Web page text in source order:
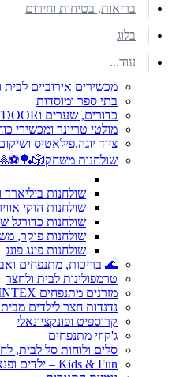
בריאות, בטיחות וחירום
בלוג
עוד...
מכשירים אירוביים לבית
בתי ספר ומוסדות
כדורים, שערים וOUTDOOR
מולטי טריינר ומכשירי
ציוד יוגה,פילאטיס
שולחנות
שולחנות ביליארד
שולחנות הוקי
שולחנות כדורגל
שולחנות פוקר,
שולחנות פינג פונג
🌊 בריכות, מתנפחים
טרמפולינות לבית ולחצר
מזרנים מתנפחים INTEX
נדנדות חצר לילדים מבית INTEX
קרוספיט ופונקציונאלי
ג'קוזי מתנפחים
סלים ולוחות סל לבית,
Kids & Fun – ילדים ופנאי